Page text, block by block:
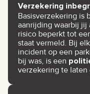
Verzekering
Basisverzekering is
aanrijding waarbij jij
risico beperkt tot
staat vermeld. Bij
incident op een
bij was, is een
verzekering te laten